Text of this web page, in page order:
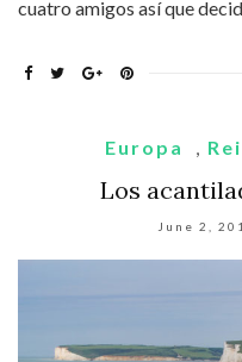
cuatro amigos así que
Europa
Los
June 2,